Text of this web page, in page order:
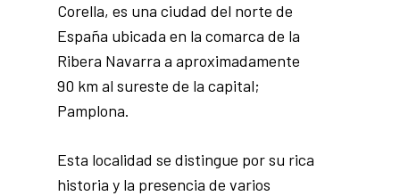
Corella, es una ciudad del norte de
España ubicada en la comarca de la
Ribera Navarra a aproximadamente
90 km al sureste de la capital;
Pamplona.
Esta localidad se distingue por su rica
historia y la presencia de varios